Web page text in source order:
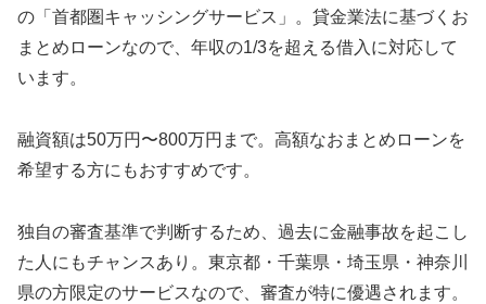
の「首都圏キャッシングサービス」。貸金業法に基づくお
まとめローンなので、年収の1/3を超える借入に対応して
います。
融資額は50万円〜800万円まで。高額なおまとめローンを
希望する方にもおすすめです。
独自の審査基準で判断するため、過去に金融事故を起こし
た人にもチャンスあり。東京都・千葉県・埼玉県・神奈川
県の方限定のサービスなので、審査が特に優遇されます。